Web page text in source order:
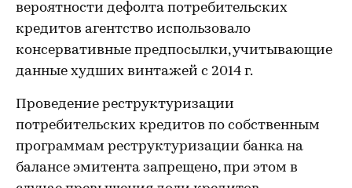
вероятности дефолта потребительских
кредитов агентство использовало
консервативные предпосылки, учитывающие
данные худших винтажей с 2014 г.
Проведение реструктуризации
потребительских кредитов по собственным
программам реструктуризации банка на
балансе эмитента запрещено, при этом в